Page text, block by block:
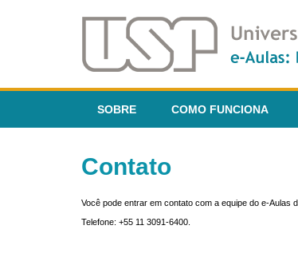
SOBRE COMO FUNCIONA
Contato
Você pode entrar em contato com a equipe do e-Aulas
Telefone: +55 11 3091-6400.